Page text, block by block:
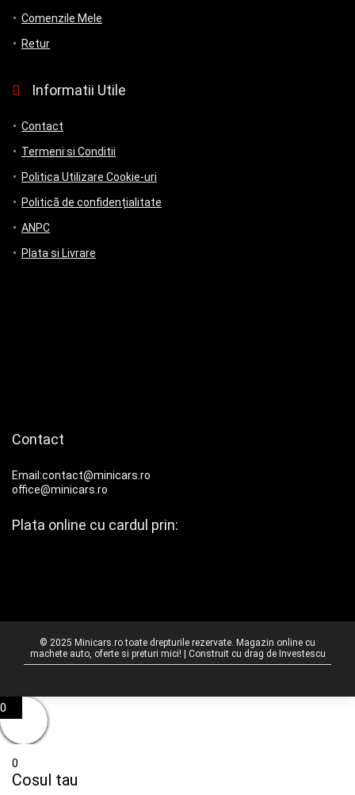
Comenzile Mele
Retur
Informatii Utile
Contact
Termeni si Conditii
Politica Utilizare Cookie-uri
Politică de confidențialitate
ANPC
Plata si Livrare
Contact
Email:contact@minicars.ro
office@minicars.ro
Plata online cu cardul prin:
© 2025 Minicars.ro toate drepturile rezervate. Magazin online cu
machete auto, oferte si preturi mici! | Construit cu drag de Investescu
0
0
Cosul tau